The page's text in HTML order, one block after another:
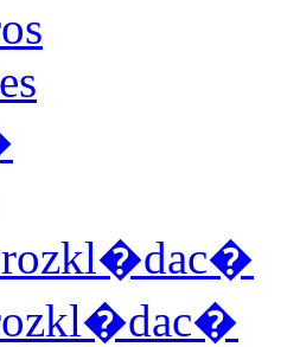
rozkl�dac�